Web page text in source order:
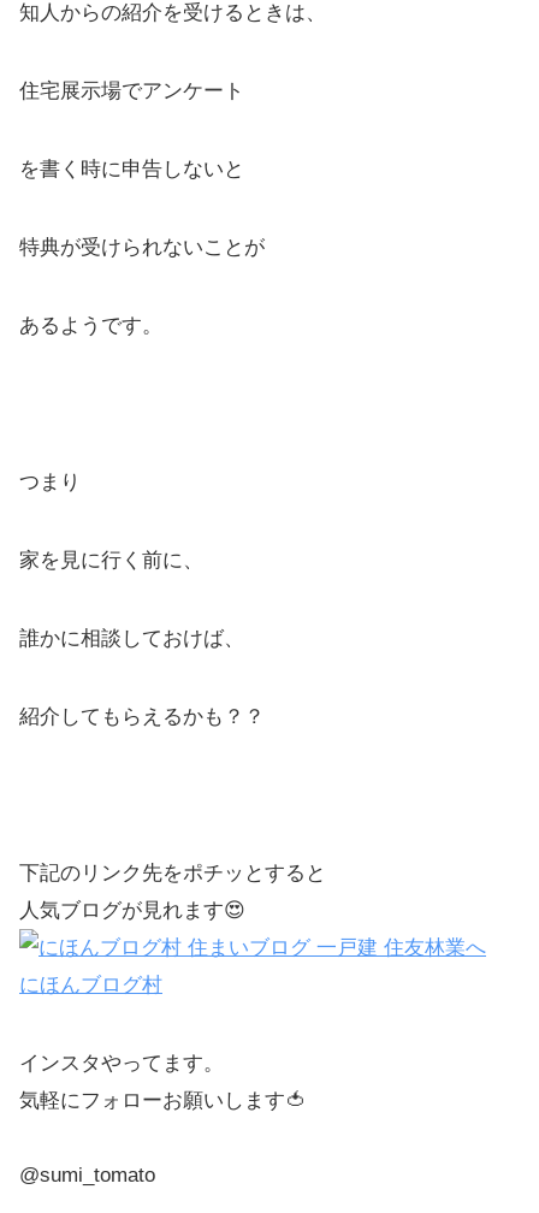
知人からの紹介を受けるときは、
住宅展示場でアンケート
を書く時に申告しないと
特典が受けられないことが
あるようです。
つまり
家を見に行く前に、
誰かに相談しておけば、
紹介してもらえるかも？？
下記のリンク先をポチッとすると
人気ブログが見れます😍
にほんブログ村
インスタやってます。
気軽にフォローお願いします🍅
@sumi_tomato